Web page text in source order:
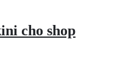
cho shop